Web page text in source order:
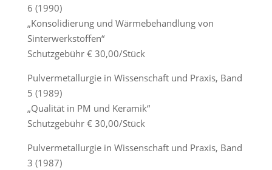
6 (1990)
„Konsolidierung und Wärmebehandlung von
Sinterwerkstoffen“
Schutzgebühr € 30,00/Stück
Pulvermetallurgie in Wissenschaft und Praxis, Band
5 (1989)
„Qualität in PM und Keramik“
Schutzgebühr € 30,00/Stück
Pulvermetallurgie in Wissenschaft und Praxis, Band
3 (1987)